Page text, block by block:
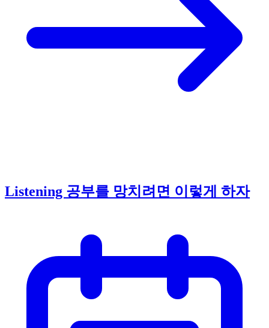
Listening 공부를 망치려면 이렇게 하자